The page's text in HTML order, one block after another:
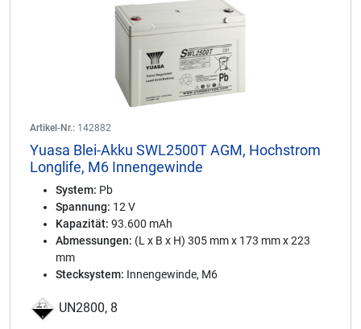
Artikel-Nr.: 142882
Yuasa Blei-Akku SWL2500T AGM, Hochstrom
Longlife, M6 Innengewinde
System: Pb
Spannung: 12 V
Kapazität: 93.600 mAh
Abmessungen: (L x B x H) 305 mm x 173 mm x 223
mm
Stecksystem: Innengewinde, M6
UN2800, 8